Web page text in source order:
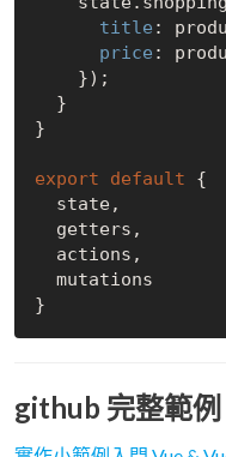
title :
price :
}
export default {
github 完整範例